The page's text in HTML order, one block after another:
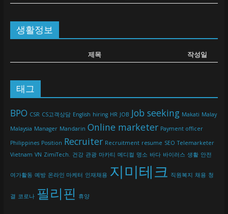
생활정보
제목 작성일
태그
BPO CSR CS고객상담 English hiring HR JOB Job seeking Makati Malay
Malaysia Manager Mandarin Online marketer Payment officer
Philippines Position Recruiter Recruitment resume SEO Telemarketer
Vietnam VN ZimiTech. 건강 관광 마카티 메디컬 명소 바다 바이러스 생활 안전
여가활동 예방 온라인 마케터 인재채용 지미테크 직원복지 채용 청
결 코로나 필리핀 휴양